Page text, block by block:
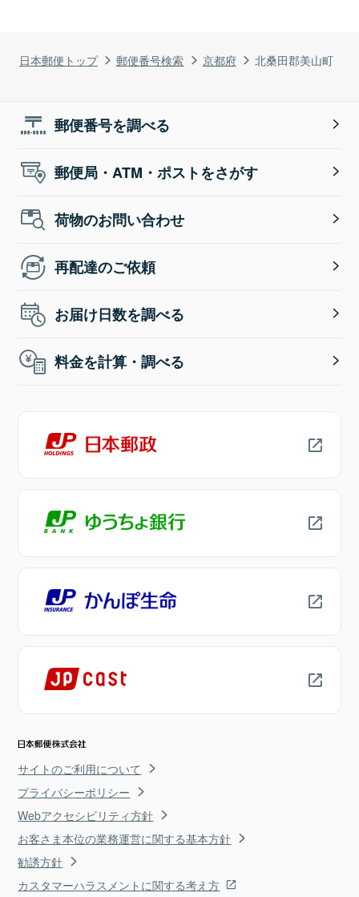
日本郵便トップ 郵便番号検索 京都府 北桑田郡美山町
郵便番号を調べる
郵便局・ATM・ポストをさがす
荷物のお問い合わせ
再配達のご依頼
お届け日数を調べる
料金を計算・調べる
サイトのご利用について
プライバシーポリシー
Webアクセシビリティ方針
お客さま本位の業務運営に関する基本方針
勧誘方針
カスタマーハラスメントに関する考え方